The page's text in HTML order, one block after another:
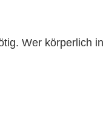
Wer körperlich